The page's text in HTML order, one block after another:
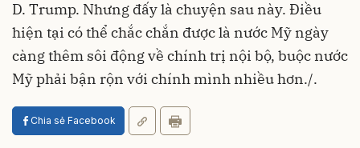
D. Trump. Nhưng đấy là chuyện sau này. Điều
hiện tại có thể chắc chắn được là nước Mỹ ngày
càng thêm sôi động về chính trị nội bộ, buộc nước
Mỹ phải bận rộn với chính mình nhiều hơn./.
Chia sẻ Facebook